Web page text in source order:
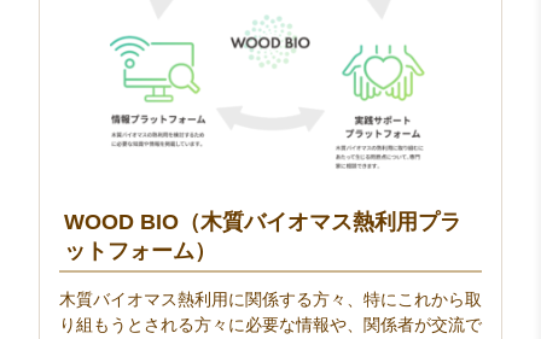
WOOD BIO（木質バイオマス熱利用プラ
ットフォーム）
木質バイオマス熱利用に関係する方々、特にこれから取
り組もうとされる方々に必要な情報や、関係者が交流で